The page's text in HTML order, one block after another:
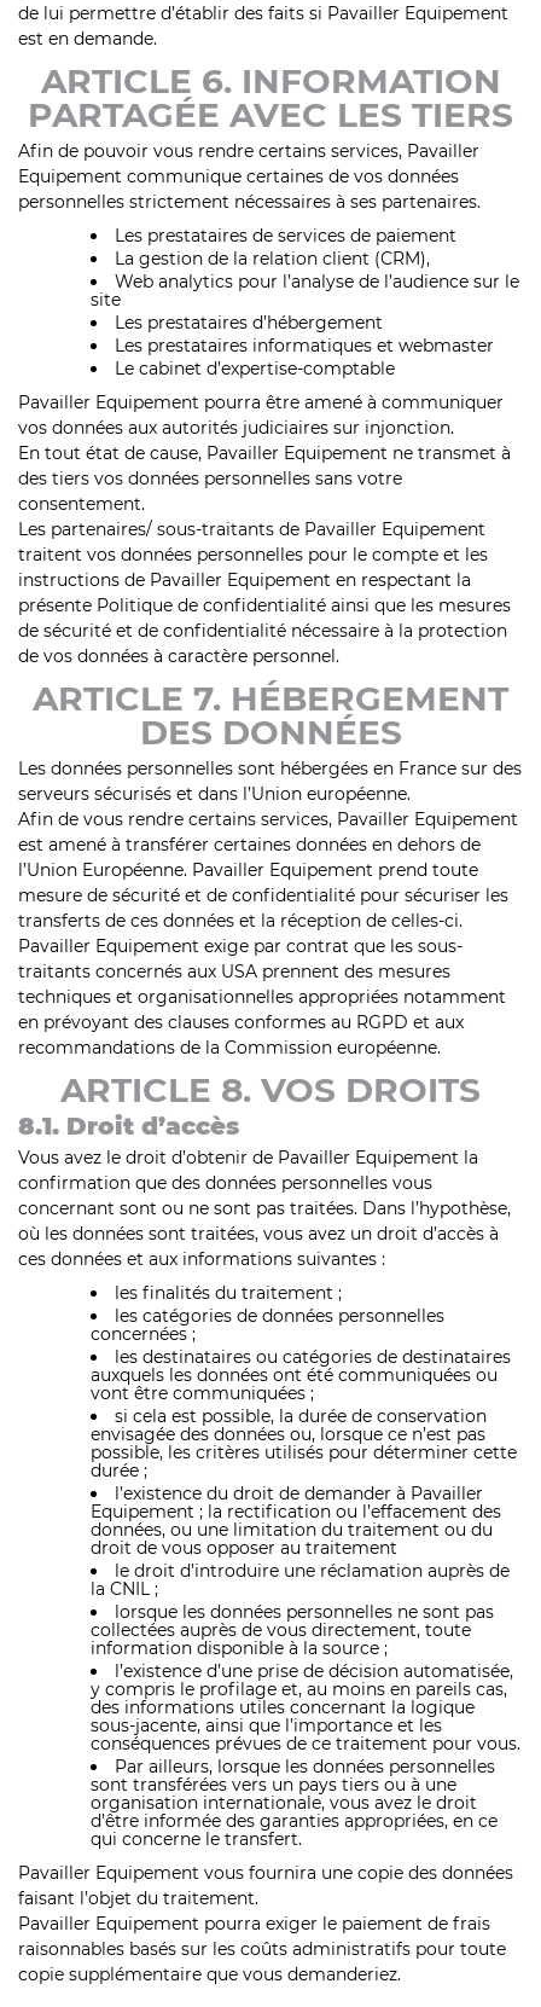
de lui permettre d’établir des faits si Pavailler Equipement
est en demande.
ARTICLE 6. INFORMATION
PARTAGÉE AVEC LES TIERS
Afin de pouvoir vous rendre certains services, Pavailler
Equipement communique certaines de vos données
personnelles strictement nécessaires à ses partenaires.
Les prestataires de services de paiement
La gestion de la relation client (CRM),
Web analytics pour l’analyse de l’audience sur le
site
Les prestataires d’hébergement
Les prestataires informatiques et webmaster
Le cabinet d’expertise-comptable
Pavailler Equipement pourra être amené à communiquer
vos données aux autorités judiciaires sur injonction.
En tout état de cause, Pavailler Equipement ne transmet à
des tiers vos données personnelles sans votre
consentement.
Les partenaires/ sous-traitants de Pavailler Equipement
traitent vos données personnelles pour le compte et les
instructions de Pavailler Equipement en respectant la
présente Politique de confidentialité ainsi que les mesures
de sécurité et de confidentialité nécessaire à la protection
de vos données à caractère personnel.
ARTICLE 7. HÉBERGEMENT
DES DONNÉES
Les données personnelles sont hébergées en France sur des
serveurs sécurisés et dans l’Union européenne.
Afin de vous rendre certains services, Pavailler Equipement
est amené à transférer certaines données en dehors de
l’Union Européenne. Pavailler Equipement prend toute
mesure de sécurité et de confidentialité pour sécuriser les
transferts de ces données et la réception de celles-ci.
Pavailler Equipement exige par contrat que les sous-
traitants concernés aux USA prennent des mesures
techniques et organisationnelles appropriées notamment
en prévoyant des clauses conformes au RGPD et aux
recommandations de la Commission européenne.
ARTICLE 8. VOS DROITS
8.1. Droit d’accès
Vous avez le droit d’obtenir de Pavailler Equipement la
confirmation que des données personnelles vous
concernant sont ou ne sont pas traitées. Dans l’hypothèse,
où les données sont traitées, vous avez un droit d’accès à
ces données et aux informations suivantes :
les finalités du traitement ;
les catégories de données personnelles
concernées ;
les destinataires ou catégories de destinataires
auxquels les données ont été communiquées ou
vont être communiquées ;
si cela est possible, la durée de conservation
envisagée des données ou, lorsque ce n’est pas
possible, les critères utilisés pour déterminer cette
durée ;
l’existence du droit de demander à Pavailler
Equipement ; la rectification ou l’effacement des
données, ou une limitation du traitement ou du
droit de vous opposer au traitement
le droit d’introduire une réclamation auprès de
la CNIL ;
lorsque les données personnelles ne sont pas
collectées auprès de vous directement, toute
information disponible à la source ;
l’existence d’une prise de décision automatisée,
y compris le profilage et, au moins en pareils cas,
des informations utiles concernant la logique
sous-jacente, ainsi que l’importance et les
conséquences prévues de ce traitement pour vous.
Par ailleurs, lorsque les données personnelles
sont transférées vers un pays tiers ou à une
organisation internationale, vous avez le droit
d’être informée des garanties appropriées, en ce
qui concerne le transfert.
Pavailler Equipement vous fournira une copie des données
faisant l’objet du traitement.
Pavailler Equipement pourra exiger le paiement de frais
raisonnables basés sur les coûts administratifs pour toute
copie supplémentaire que vous demanderiez.